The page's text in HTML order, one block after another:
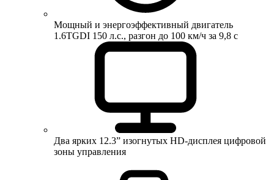
Мощный и энергоэффективный двигатель
1.6TGDI 150 л.с., разгон до 100 км/ч за 9,8 с
Два ярких 12.3” изогнутых HD-дисплея цифровой
зоны управления